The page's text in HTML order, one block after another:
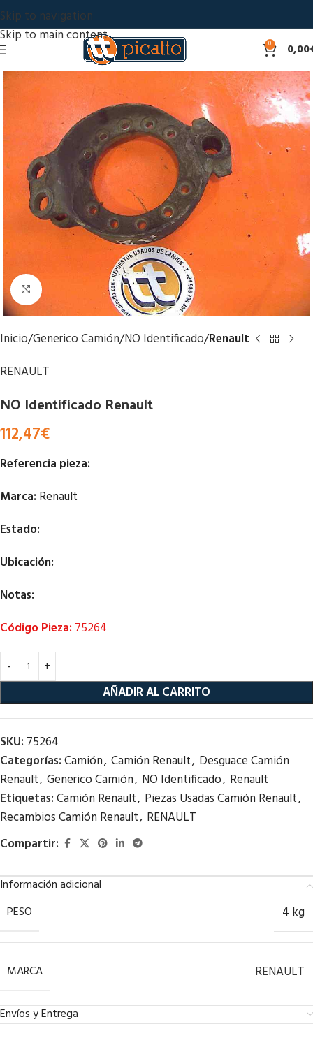
Skip to navigation
Skip to main content
0 0,00
Click to enlarge
Inicio Generico Camión NO Identificado Renault
RENAULT
NO Identificado Renault
112,47€
Referencia pieza:
Marca: Renault
Estado:
Ubicación:
Notas:
Código Pieza: 75264
AÑADIR AL CARRITO
SKU: 75264
Categorías:Camión, Camión Renault, Desguace Camión
Renault, Generico Camión, NO Identificado, Renault
Etiquetas:Camión Renault, Piezas Usadas Camión Renault,
Recambios Camión Renault, RENAULT
Compartir:
Información adicional
PESO
4 kg
MARCA RENAULT
Envíos y Entrega